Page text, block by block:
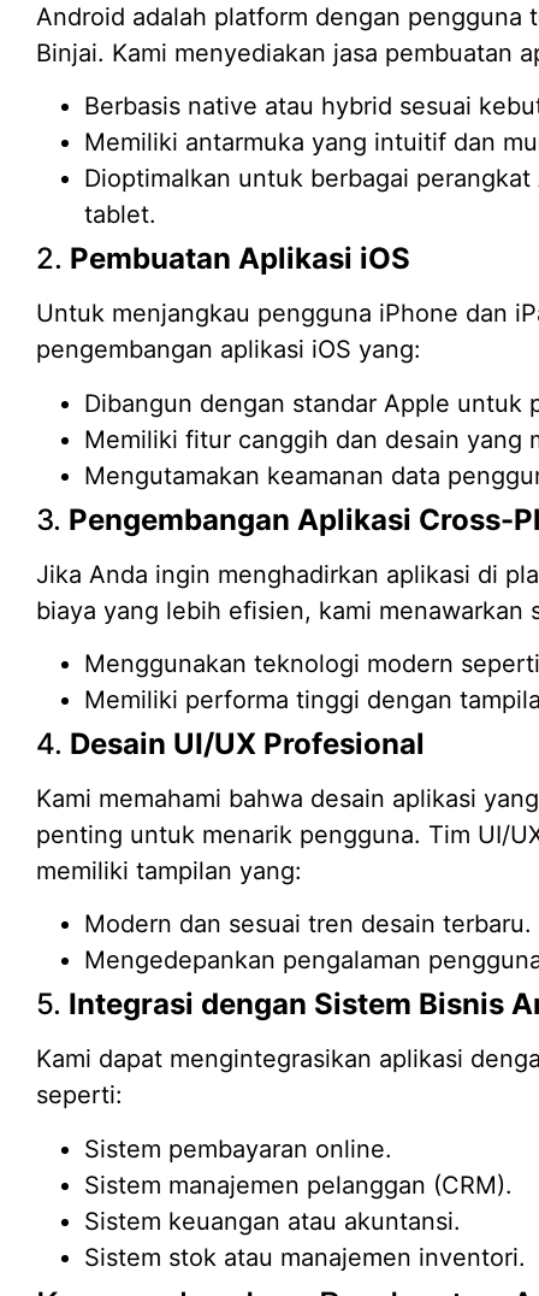
Android adalah platform dengan pengguna
Binjai. Kami menyediakan jasa pembuatan
Berbasis native atau hybrid sesuai
Memiliki antarmuka yang intuitif dan
Dioptimalkan untuk berbagai
tablet.
2. Pembuatan Aplikasi iOS
Untuk menjangkau pengguna iPhone dan
pengembangan aplikasi iOS yang:
Dibangun dengan standar Apple untuk
Memiliki fitur canggih dan desain yang
Mengutamakan keamanan data
3. Pengembangan Aplikasi Cross-
Jika Anda ingin menghadirkan aplikasi di
biaya yang lebih efisien, kami menawarkan
Menggunakan teknologi modern
Memiliki performa tinggi dengan
4. Desain UI/UX Profesional
Kami memahami bahwa desain aplikasi
penting untuk menarik pengguna. Tim UI/
memiliki tampilan yang:
Modern dan sesuai tren desain terbaru.
Mengedepankan pengalaman
5. Integrasi dengan Sistem Bisnis
Kami dapat mengintegrasikan aplikasi
seperti:
Sistem pembayaran online.
Sistem manajemen pelanggan (CRM).
Sistem keuangan atau akuntansi.
Sistem stok atau manajemen inventori.